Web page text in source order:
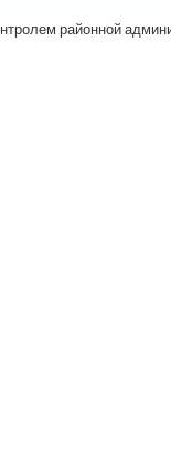
районной